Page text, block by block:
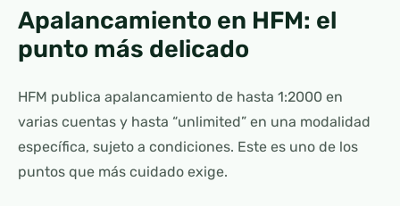
Apalancamiento en HFM: el
punto más delicado
HFM publica apalancamiento de hasta 1:2000 en
varias cuentas y hasta “unlimited” en una modalidad
específica, sujeto a condiciones. Este es uno de los
puntos que más cuidado exige.